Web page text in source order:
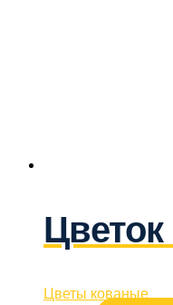
Цветок
Цветы кованые